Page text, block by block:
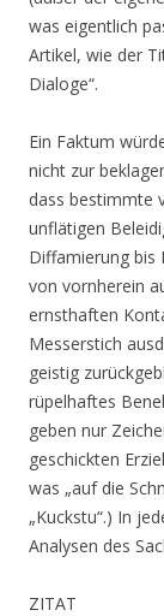
was eigentlich
Artikel, wie der
Dialoge“.
Ein Faktum
nicht zur
dass bestimmte
unflätigen
Diffamierung bis
von vornherein
ernsthaften
Messerstich
geistig
rüpelhaftes
geben nur
geschickten
was „auf die
„Kuckstu“.) In
Analysen des
ZITAT